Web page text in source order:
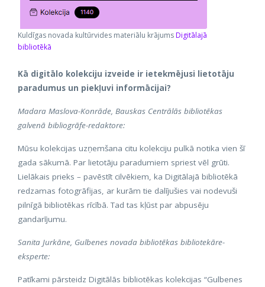
Kuldīgas novada kultūrvides materiālu krājumsDigitālajā
bibliotēkā
Kā digitālo kolekciju izveide ir ietekmējusi lietotāju
paradumus un piekļuvi informācijai?
Madara Maslova-Konrāde, Bauskas Centrālās bibliotēkas
galvenā bibliogrāfe-redaktore:
Mūsu kolekcijas uzņemšana citu kolekciju pulkā notika vien šī
gada sākumā. Par lietotāju paradumiem spriest vēl grūti.
Lielākais prieks – pavēstīt cilvēkiem, ka Digitālajā bibliotēkā
redzamas fotogrāfijas, ar kurām tie dalījušies vai nodevuši
pilnīgā bibliotēkas rīcībā. Tad tas kļūst par abpusēju
gandarījumu.
Sanita Jurkāne, Gulbenes novada bibliotēkas bibliotekāre-
eksperte:
Patīkami pārsteidz Digitālās bibliotēkas kolekcijas “Gulbenes